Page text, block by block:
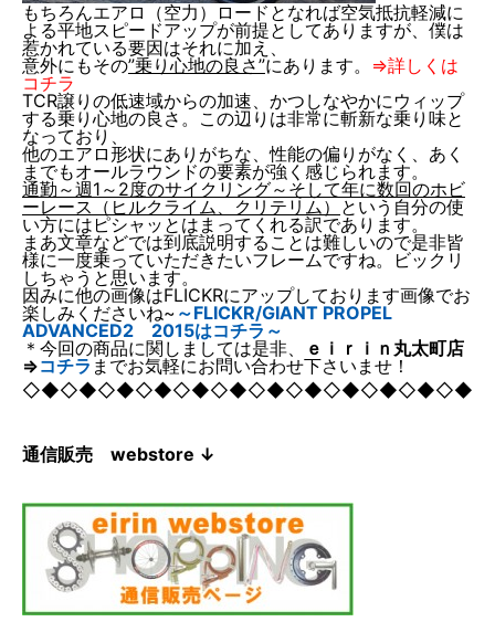
もちろんエアロ（空力）ロードとなれば空気抵抗軽減に
よる平地スピードアップが前提としてありますが、僕は
惹かれている要因はそれに加え、
意外にもその”乗り心地の良さ”にあります。 ⇒詳しくは
コチラ
TCR譲りの低速域からの加速、かつしなやかにウィップ
する乗り心地の良さ。この辺りは非常に斬新な乗り味と
なっており、
他のエアロ形状にありがちな、性能の偏りがなく、あく
までもオールラウンドの要素が強く感じられます。
通勤～週1～2度のサイクリング～そして年に数回のホビ
ーレース（ヒルクライム、クリテリム） という自分の使
い方にはピシャッとはまってくれる訳であります。
まあ文章などでは到底説明することは難しいので是非皆
様に一度乗っていただきたいフレームですね。ビックリ
しちゃうと思います。
因みに他の画像はFLICKRにアップしております画像でお
楽しみくださいね~ ～FLICKR/GIANT PROPEL
ADVANCED2 2015はコチラ～
＊今回の商品に関しましては是非、
ｅｉｒｉｎ丸太町店
⇒コチラ までお気軽にお問い合わせ下さいませ！
◇◆◇◆◇◆◇◆◇◆◇◆◇◆◇◆◇◆◇◆◇◆◇◆
通信販売 webstore ↓